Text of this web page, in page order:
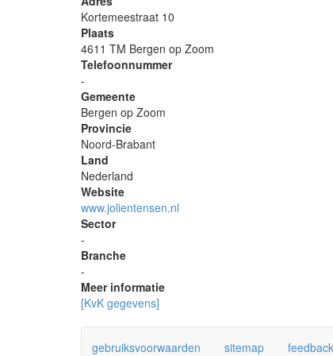
Kortemeestraat 10
Plaats
4611 TM Bergen op Zoom
Telefoonnummer
-
Gemeente
Bergen op Zoom
Provincie
Noord-Brabant
Land
Nederland
Website
www.jolientensen.nl
Sector
-
Branche
-
Meer informatie
[KvK gegevens]
gebruiksvoorwaarden sitemap feedback